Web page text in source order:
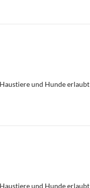
Haustiere und Hunde erlaubt
Haustiere und Hunde erlaubt